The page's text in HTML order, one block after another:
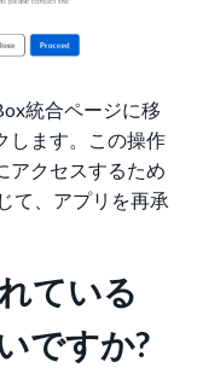
統合ページに移
します。この操作
アクセスするため
て、アプリを再承
ている
ですか?